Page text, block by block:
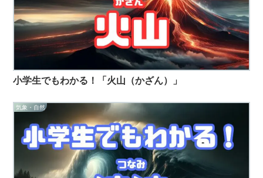
小学生でもわかる！「火山（かざん）」
気象・自然